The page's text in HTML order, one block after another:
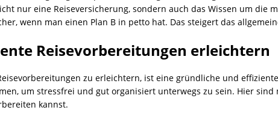
nur eine Reiseversicherung, sondern auch das Wissen um
wenn man einen Plan B in petto hat. Das steigert das
Reisevorbereitungen erleichtern
zu erleichtern, ist eine gründliche und
um stressfrei und gut organisiert unterwegs zu sein. Hier
kannst.